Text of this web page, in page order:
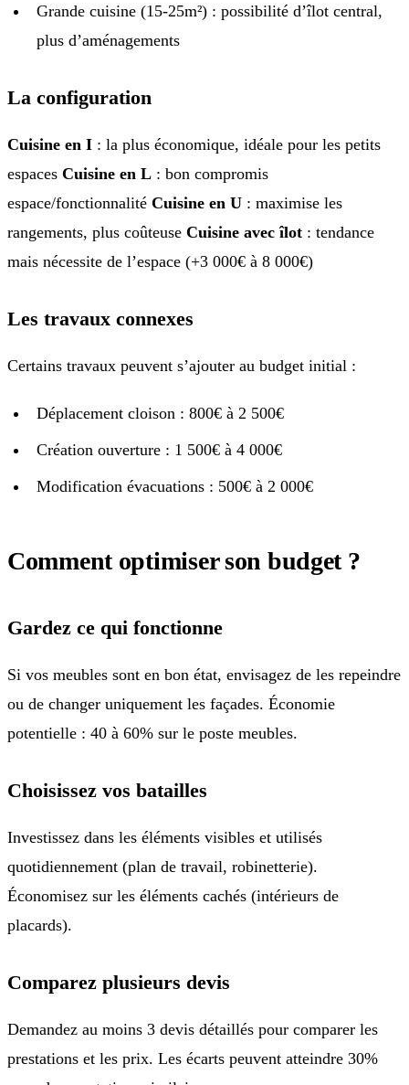
Grande cuisine (15-25m²) : possibilité d’îlot central,
plus d’aménagements
La configuration
Cuisine en I : la plus économique, idéale pour les petits
espaces Cuisine en L : bon compromis
espace/fonctionnalité Cuisine en U : maximise les
rangements, plus coûteuse Cuisine avec îlot : tendance
mais nécessite de l’espace (+3 000€ à 8 000€)
Les travaux connexes
Certains travaux peuvent s’ajouter au budget initial :
Déplacement cloison : 800€ à 2 500€
Création ouverture : 1 500€ à 4 000€
Modification évacuations : 500€ à 2 000€
Comment optimiser son budget ?
Gardez ce qui fonctionne
Si vos meubles sont en bon état, envisagez de les repeindre
ou de changer uniquement les façades. Économie
potentielle : 40 à 60% sur le poste meubles.
Choisissez vos batailles
Investissez dans les éléments visibles et utilisés
quotidiennement (plan de travail, robinetterie).
Économisez sur les éléments cachés (intérieurs de
placards).
Comparez plusieurs devis
Demandez au moins 3 devis détaillés pour comparer les
prestations et les prix. Les écarts peuvent atteindre 30%